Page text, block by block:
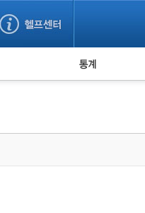
! 누적 피해사례 통계